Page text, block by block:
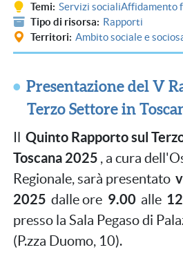
Temi Servizi socialiAffidamento
Tipo di risorsa
Rapporti
Territori Ambito sociale e
Presentazione del V
Terzo Settore in
Quinto Rapporto sul
Toscana 2025 , a cura
Regionale, sarà presentato
2025 dalle ore 9.00 alle
presso la Sala Pegaso di
(P.zza Duomo, 10).